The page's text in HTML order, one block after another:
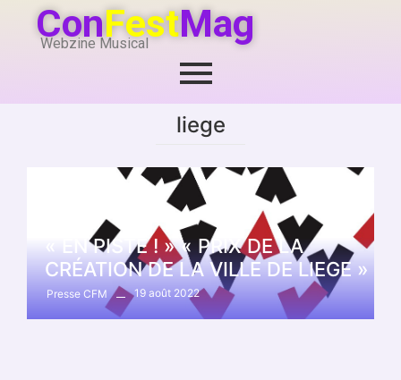
ConFestMag
Webzine Musical
liege
« EN PISTE ! » « PRIX DE LA
CRÉATION DE LA VILLE DE LIEGE »
Presse CFM 19 août 2022